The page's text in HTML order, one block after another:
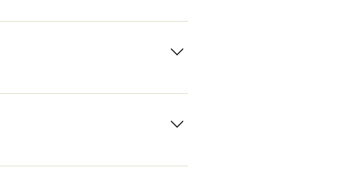
Höhe von 50 % des
ou événements
indépendants à proximité